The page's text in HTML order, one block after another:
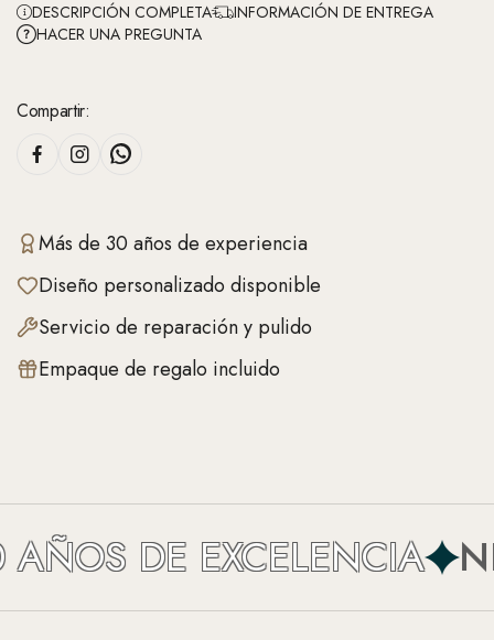
DESCRIPCIÓN COMPLETA
INFORMACIÓN DE ENTREGA
HACER UNA PREGUNTA
Compartir:
Más de 30 años de experiencia
Diseño personalizado disponible
Servicio de reparación y pulido
Empaque de regalo incluido
DE EXCELENCIA